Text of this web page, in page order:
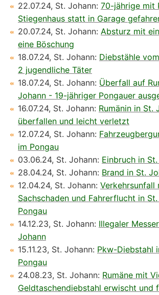
22.07.24, St. Johann: 70-jährige mit
Stiegenhaus statt in Garage
20.07.24, St. Johann: Absturz mit
eine Böschung
18.07.24, St. Johann: Diebstähle
2 jugendliche Täter
18.07.24, St. Johann: Überfall auf
Johann - 19-jähriger Pongauer
16.07.24, St. Johann: Rumänin in St.
überfallen und leicht verletzt
12.07.24, St. Johann:
im Pongau
03.06.24, St. Johann: Einbruch in
28.04.24, St. Johann: Brand in St.
12.04.24, St. Johann: Verkehrsunfall
Sachschaden und Fahrerflucht in
Pongau
14.12.23, St. Johann: Illegaler
Johann
15.11.23, St. Johann: Pkw-Diebstahl
Pongau
24.08.23, St. Johann: Rumäne mit
Geldtaschendiebstahl erwischt und